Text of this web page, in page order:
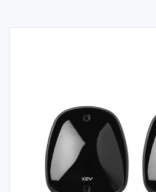
materiál
Spojovací materiál